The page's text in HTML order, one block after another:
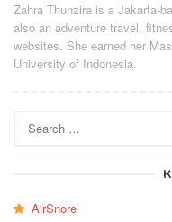
Zahra Thunzira is a Jakarta-
also an adventure travel,
websites. She earned her
University of Indonesia.
for:
AirSnore